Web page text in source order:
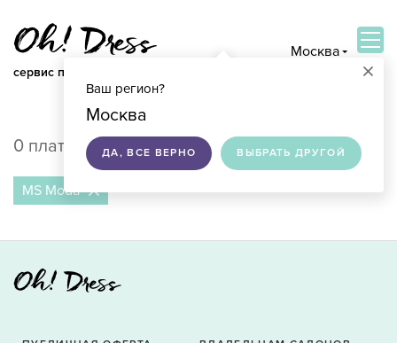
сервис по подбору свадебных платьев
Москва
×
Ваш регион?
Москва
ДА, ВСЕ ВЕРНО ВЫБРАТЬ ДРУГОЙ
0 платьев в продаже в Москве
MS Moda